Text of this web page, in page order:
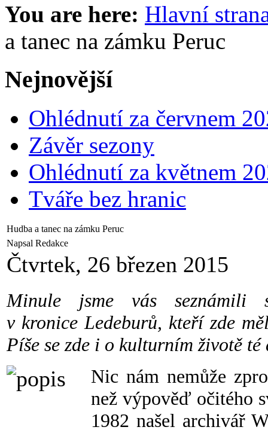
You are here: Hlavní
a tanec na zámku Peruc
Nejnovější
Ohlédnutí za červnem
Závěr sezony
Ohlédnutí za květnem
Tváře bez hranic
Hudba a tanec na zámku Peruc
Napsal Redakce
Čtvrtek, 26 březen 2015
Minule jsme vás
v kronice Ledeburů, kteří zde
Píše se zde i o kulturním životě té
Nic nám nemůže
než výpověď očitého
1982 našel archivář